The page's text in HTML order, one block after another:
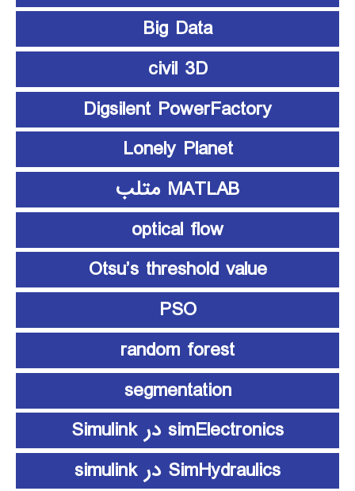
Big Data
civil 3D
Digsilent PowerFactory
Lonely Planet
MATLAB متلب
optical flow
Otsu’s threshold value
PSO
random forest
segmentation
simElectronics در Simulink
SimHydraulics در simulink